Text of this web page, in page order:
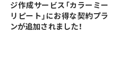
ジ作成サービス「カラーミー
リピート」にお得な契約プラ
ンが追加されました！